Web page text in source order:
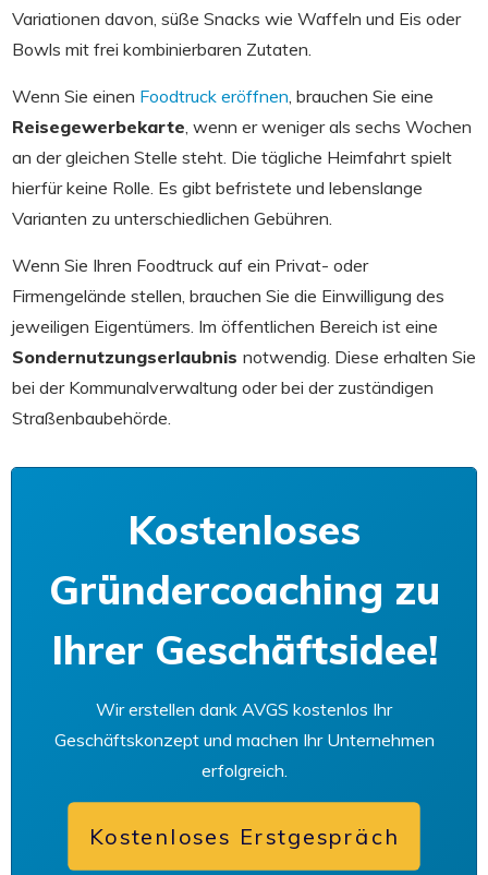
Variationen davon, süße Snacks wie Waffeln und Eis oder
Bowls mit frei kombinierbaren Zutaten.
Wenn Sie einen Foodtruck eröffnen , brauchen Sie eine
Reisegewerbekarte , wenn er weniger als sechs Wochen
an der gleichen Stelle steht. Die tägliche Heimfahrt spielt
hierfür keine Rolle. Es gibt befristete und lebenslange
Varianten zu unterschiedlichen Gebühren.
Wenn Sie Ihren Foodtruck auf ein Privat- oder
Firmengelände stellen, brauchen Sie die Einwilligung des
jeweiligen Eigentümers. Im öffentlichen Bereich ist eine
Sondernutzungserlaubnis notwendig. Diese erhalten Sie
bei der Kommunalverwaltung oder bei der zuständigen
Straßenbaubehörde.
Kostenloses
Gründercoaching zu
Ihrer Geschäftsidee!
Wir erstellen dank AVGS kostenlos Ihr
Geschäftskonzept und machen Ihr Unternehmen
erfolgreich.
Kostenloses Erstgespräch